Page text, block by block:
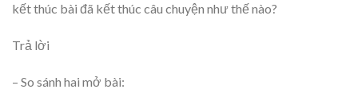
kết thúc bài đã kết thúc câu chuyện như thế nào?
Trả lời
– So sánh hai mở bài: